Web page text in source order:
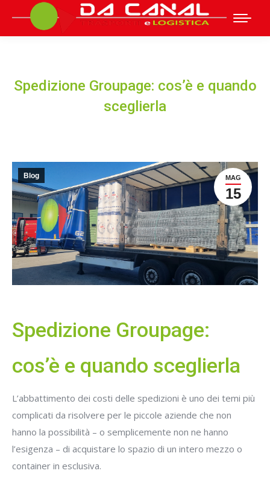
Spedizione Groupage: cos’è e quando
sceglierla
MAG
15
Blog
Spedizione Groupage:
cos’è e quando sceglierla
L’abbattimento dei costi delle spedizioni è uno dei temi più
complicati da risolvere per le piccole aziende che non
hanno la possibilità – o semplicemente non ne hanno
l’esigenza – di acquistare lo spazio di un intero mezzo o
container in esclusiva.